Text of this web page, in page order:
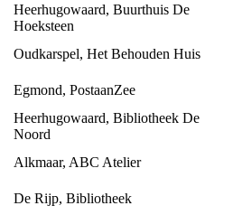
Heerhugowaard, Buurthuis De
Hoeksteen
Oudkarspel, Het Behouden Huis
Egmond, PostaanZee
Heerhugowaard, Bibliotheek De
Noord
Alkmaar, ABC Atelier
De Rijp, Bibliotheek